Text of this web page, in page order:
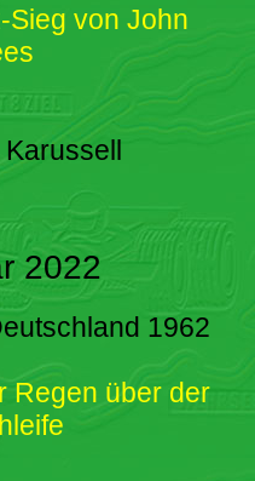
Sieg von John
2022
1962
Regen über der